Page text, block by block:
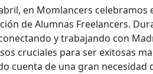
en Momlancers celebramos
de Alumnas Freelancers.
y trabajando con
cruciales para ser exitosas
cuenta de una gran necesidad